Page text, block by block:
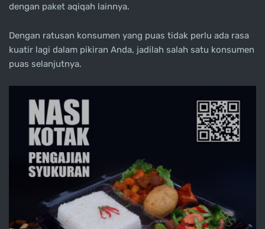
dengan paket aqiqah lainnya.
Dengan ratusan konsumen yang puas tidak perlu ada rasa
kuatir lagi dalam pikiran Anda, jadilah salah satu konsumen
puas selanjutnya.